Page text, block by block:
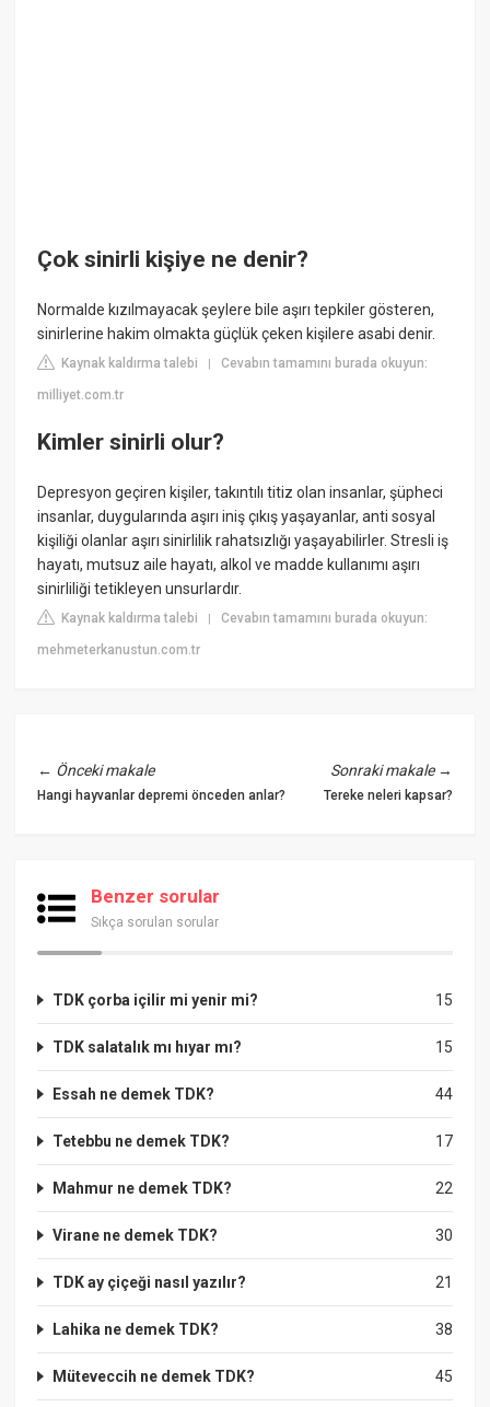
Çok sinirli kişiye ne denir?
Normalde kızılmayacak şeylere bile aşırı tepkiler gösteren,
sinirlerine hakim olmakta güçlük çeken kişilere asabi denir.
Kaynak kaldırma talebi |Cevabın tamamını burada okuyun:
milliyet.com.tr
Kimler sinirli olur?
Depresyon geçiren kişiler, takıntılı titiz olan insanlar, şüpheci
insanlar, duygularında aşırı iniş çıkış yaşayanlar, anti sosyal
kişiliği olanlar aşırı sinirlilik rahatsızlığı yaşayabilirler. Stresli iş
hayatı, mutsuz aile hayatı, alkol ve madde kullanımı aşırı
sinirliliği tetikleyen unsurlardır.
Kaynak kaldırma talebi |Cevabın tamamını burada okuyun:
mehmeterkanustun.com.tr
← Önceki makale
Hangi hayvanlar depremi önceden anlar?
Sonraki makale→
Tereke neleri kapsar?
Benzer sorular
Sıkça sorulan sorular
15
TDK çorba içilir mi yenir mi?
15
TDK salatalık mı hıyar mı?
44
Essah ne demek TDK?
17
Tetebbu ne demek TDK?
22
Mahmur ne demek TDK?
30
Virane ne demek TDK?
21
TDK ay çiçeği nasıl yazılır?
38
Lahika ne demek TDK?
45
Müteveccih ne demek TDK?